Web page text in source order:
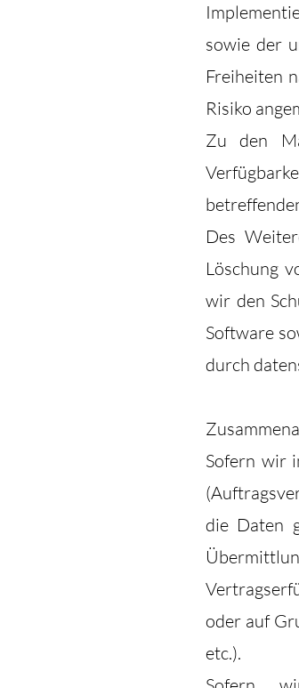
sowie der
Freiheiten
Risiko
Zu den
Des
Löschung
wir den
Software
durch
Sofern wir
die Daten
oder auf
etc.).